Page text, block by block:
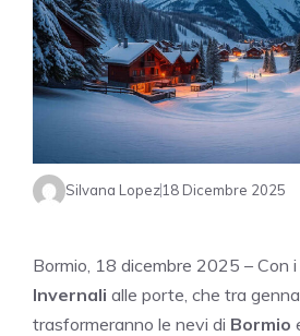
Silvana Lopez18 Dicembre 2025
Bormio, 18 dicembre 2025 – Con i
Invernali alle porte, che tra
trasformeranno le nevi di Bormio